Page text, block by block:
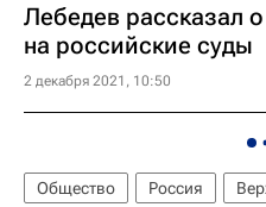
Лебедев рассказал
на российские суды
2 декабря 2021, 10:50
Общество Россия